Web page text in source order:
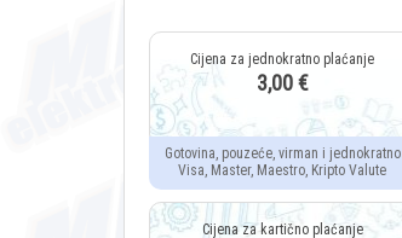
3,00 €
Gotovina, pouzeće, virman i jednokratno
Visa, Master, Maestro, Kripto Valute